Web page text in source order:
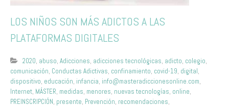
LOS NIÑOS SON MÁS ADICTOS A LAS
PLATAFORMAS DIGITALES
2020, abuso, Adicciones, adicciones tecnológicas, adicto, colegio,
comunicación, Conductas Adictivas, confinamiento, covid-19, digital,
dispositivo, educación, infancia, info@masteradiccionesonline.com,
Internet, MÁSTER, medidas, menores, nuevas tecnologías, online,
PREINSCRIPCIÓN, presente, Prevención, recomendaciones,